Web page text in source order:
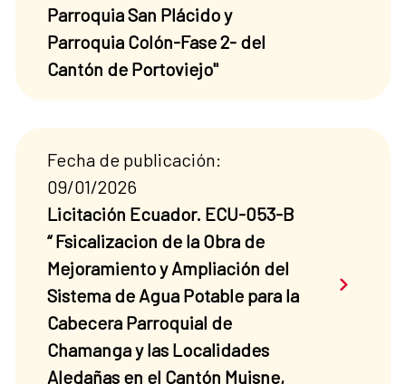
Parroquia San Plácido y
Parroquia Colón-Fase 2- del
Cantón de Portoviejo"
Fecha de publicación:
09/01/2026
Licitación Ecuador. ECU-053-B
“ Fsicalizacion de la Obra de
Mejoramiento y Ampliación del
Sistema de Agua Potable para la
Cabecera Parroquial de
Chamanga y las Localidades
Aledañas en el Cantón Muisne,
Saber